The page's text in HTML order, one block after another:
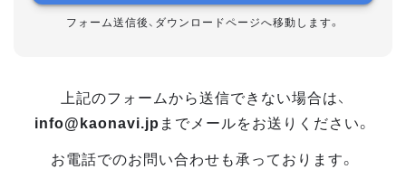
フォーム送信後、ダウンロードページへ移動します。
上記のフォームから送信できない場合は、
info@kaonavi.jp までメールをお送りください。
お電話でのお問い合わせも承っております。